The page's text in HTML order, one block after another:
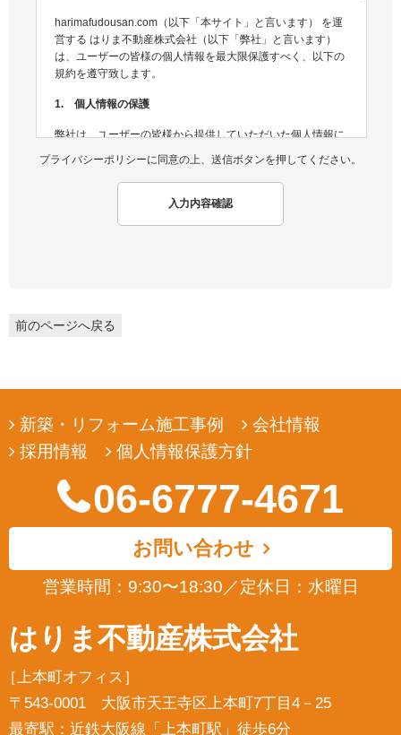
harimafudousan.com（以下「本サイト」と言います） を運
営する はりま不動産株式会社（以下「弊社」と言います）
は、ユーザーの皆様の個人情報を最大限保護すべく、以下の
規約を遵守致します。
1. 個人情報の保護
弊社は、ユーザーの皆様から提供していただいた個人情報に
険が生じないよう、個人情報の適切な管理及び保護に努めま
弊社は、ユーザーの皆様から提供していただいた個人情報
を、正当な理由のある場合を除き、その同意なくして第三者
においても、正当な理由がない限り、個人情報が第三者から
更に開示、提供若しくは漏洩されることのないよう努めま
5. ユーザーによる照会
弊社は、ユーザーの皆様が提供された個人情報の確認、訂正
などを希望される場合は、弊社対応窓口にお申出いただくこ
6. ポリシーの改善
弊社は、ユーザーの皆様の個人情報の取扱い、管理及び保護
については、関係法規を遵守するとともに、適宜本ポリシー
の内容を見直しその改善に努めます。
プライバシーポリシーに同意の上、送信ボタンを押してください。
入力内容確認
前のページへ戻る
新築・リフォーム施工事例
会社情報
採用情報
個人情報保護方針
06-6777-4671
お問い合わせ
営業時間：9:30〜18:30 ／定休日：水曜日
はりま不動産株式会社
［上本町オフィス］
〒543-0001 大阪市天王寺区上本町7丁目4－25
最寄駅：近鉄大阪線「上本町駅」徒歩6分